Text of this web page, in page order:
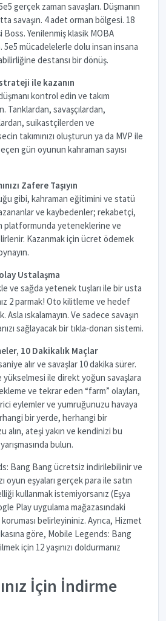
gerçek zaman savaşları. Düşmanın
savaşın. 4 adet orman bölgesi. 18
Boss. Yenilenmiş klasik MOBA
5e5 mücadelelerle dolu insan insana
destansı bir dönüş.
strateji ile kazanın
kontrol edin ve takım
Tanklardan, savaşçılardan,
suikastçilerden ve
takımınızı oluşturun ya da MVP ile
gün oyunun kahraman sayısı
Zafere Taşıyın
gibi, kahraman eğitimini ve statü
ve kaybedenler; rekabetçi,
platformunda yeteneklerine ve
Kazanmak için ücret ödemek
Ustalaşma
ve sağda yetenek tuşları ile bir usta
2 parmak! Oto kilitleme ve hedef
Asla ıskalamayın. Ve sadece savaşın
sağlayacak bir tıkla-donan sistemi.
10 Dakikalık Maçlar
alır ve savaşlar 10 dakika sürer.
ile direkt yoğun savaşlara
ve tekrar eden “farm” olayları,
eylemler ve yumruğunuzu havaya
bir yerde, herhangi bir
alın, ateşi yakın ve kendinizi bu
bulun.
Bang Bang ücretsiz indirilebilinir ve
oyun eşyaları gerçek para ile satın
kullanmak istemiyorsanız (Eşya
Play uygulama mağazasındaki
belirleyininiz. Ayrıca, Hizmet
göre, Mobile Legends: Bang
için 12 yaşınızı doldurmanız
İçin İndirme